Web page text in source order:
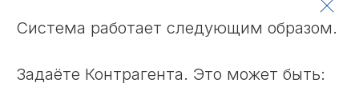
Система работает следующим образом.
Задаёте Контрагента. Это может быть: